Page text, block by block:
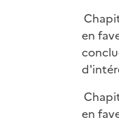
e
r
en
en